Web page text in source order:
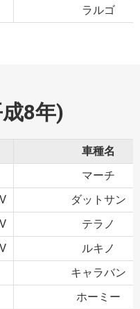
ラルゴ
8年)
車種名
マーチ
ダットサン
テラノ
ルキノ
キャラバン
ホーミー